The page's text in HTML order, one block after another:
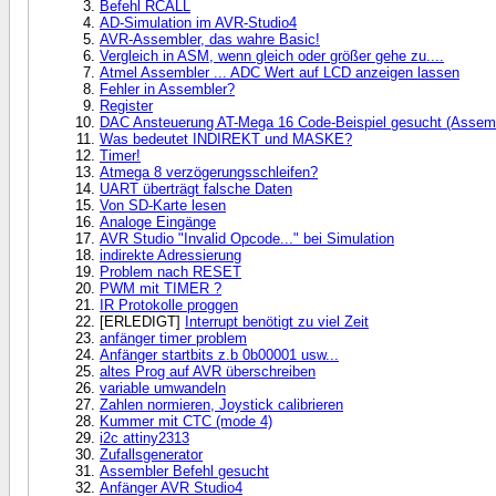
Befehl RCALL
AD-Simulation im AVR-Studio4
AVR-Assembler, das wahre Basic!
Vergleich in ASM, wenn gleich oder größer gehe zu....
Atmel Assembler ... ADC Wert auf LCD anzeigen lassen
Fehler in Assembler?
Register
DAC Ansteuerung AT-Mega 16 Code-Beispiel gesucht
Was bedeutet INDIREKT und MASKE?
Timer!
Atmega 8 verzögerungsschleifen?
UART überträgt falsche Daten
Von SD-Karte lesen
Analoge Eingänge
AVR Studio "Invalid Opcode..." bei Simulation
indirekte Adressierung
Problem nach RESET
PWM mit TIMER ?
IR Protokolle proggen
[ERLEDIGT] Interrupt benötigt zu viel Zeit
anfänger timer problem
Anfänger startbits z.b 0b00001 usw...
altes Prog auf AVR überschreiben
variable umwandeln
Zahlen normieren, Joystick calibrieren
Kummer mit CTC (mode 4)
i2c attiny2313
Zufallsgenerator
Assembler Befehl gesucht
Anfänger AVR Studio4